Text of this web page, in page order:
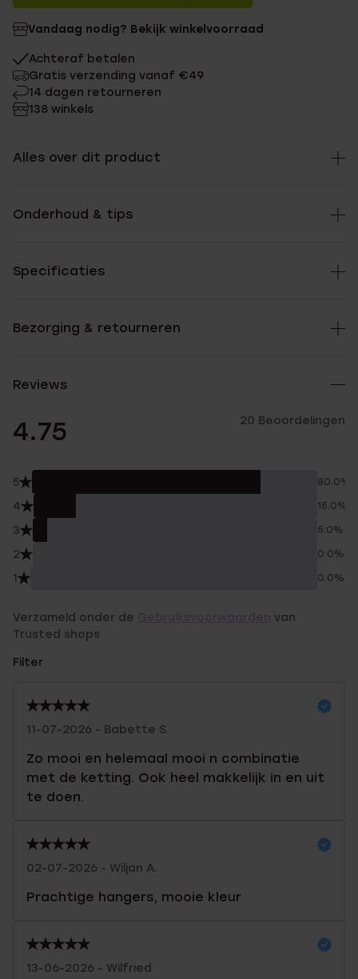
Vandaag nodig? Bekijk winkelvoorraad
Achteraf betalen
Gratis verzending vanaf €49
14 dagen retourneren
138 winkels
Alles over dit product
Onderhoud & tips
Specificaties
Bezorging & retourneren
Reviews
4.75 20 Beoordelingen
5 80.0%
4 15.0%
3 5.0%
2 0.0%
1 0.0%
Verzameld onder de
van
Trusted shops
Filter
11-07-2026 - Babette S.
Zo mooi en helemaal mooi n combinatie
met de ketting. Ook heel makkelijk in en uit
te doen.
02-07-2026 - Wiljan A.
Prachtige hangers, mooie kleur
13-06-2026 - Wilfried